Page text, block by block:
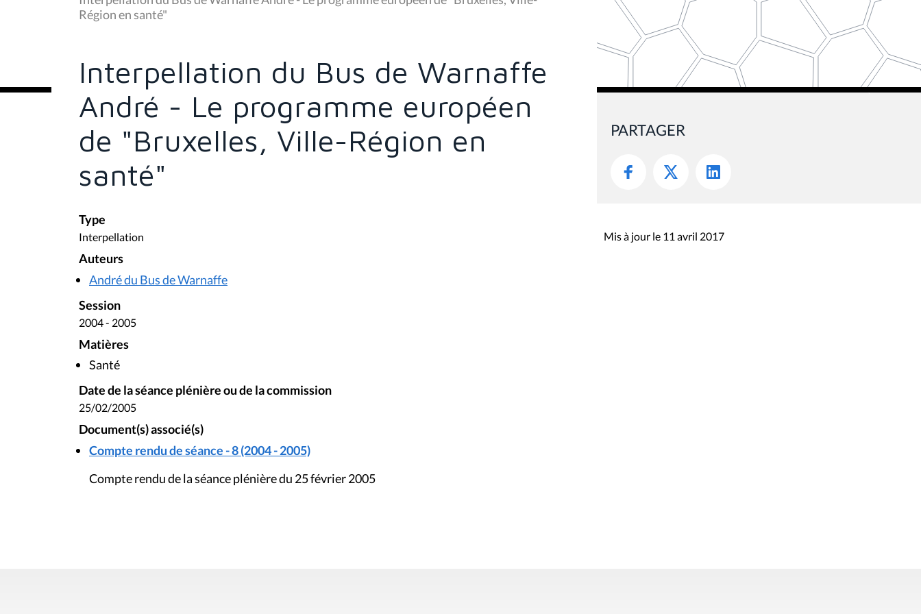
s
ê
:
Région en santé"
Interpellation du Bus de Warnaffe
André - Le programme européen
de "Bruxelles, Ville-Région en
santé"
Type
Interpellation
Auteurs
André du Bus de Warnaffe
Session
2004 - 2005
Matières
Santé
Date de la séance plénière ou de la commission
25/02/2005
Document(s) associé(s)
Compte rendu de séance - 8 (2004 - 2005)
Compte rendu de la séance plénière du 25 février 2005
PARTAGER
Mis à jour le 11 avril 2017